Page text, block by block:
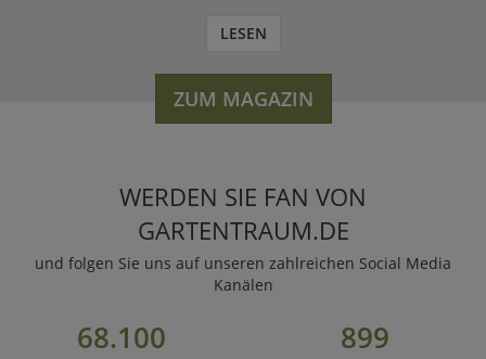
LESEN
ZUM MAGAZIN
WERDEN SIE FAN VON
GARTENTRAUM.DE
und folgen Sie uns auf unseren zahlreichen Social Media
Kanälen
68.100 899